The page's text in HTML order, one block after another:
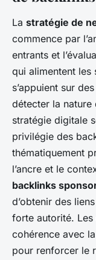
La stratégie de
commence par
entrants et
qui alimentent les
s’appuient sur
détecter la nature
stratégie digitale
privilégie des
thématiquement
l’ancre et le
backlinks
d’obtenir des
forte autorité.
cohérence avec
pour renforcer le